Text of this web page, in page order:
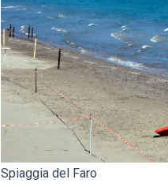
Spiaggia del Faro